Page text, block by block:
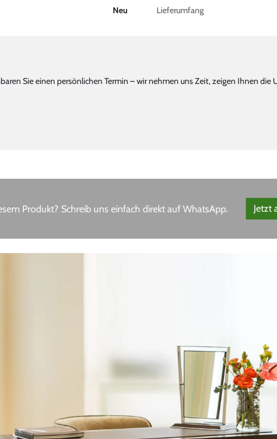
Neu Lieferumfang
Sie einen persönlichen Termin – wir nehmen uns Zeit, zeigen Ihnen die
Produkt? Schreib uns einfach direkt auf WhatsApp. Jetzt